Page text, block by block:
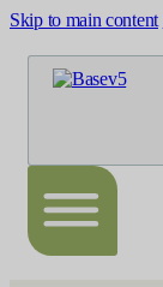
Skip to main content